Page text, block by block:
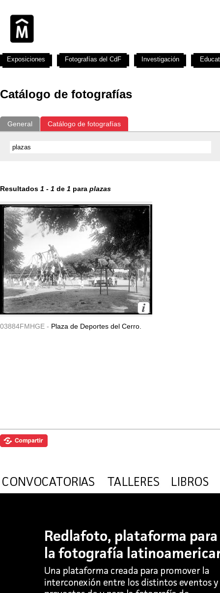
Catálogo de fotografías
General Catálogo de fotografías
Resultados 1 - 1 de 1 para plazas
03884FMHGE - Plaza de Deportes del Cerro.
Exposiciones Fotografías del CdF Investigación